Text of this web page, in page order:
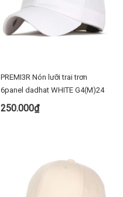
PREMI3R Nón lưỡi trai trơn
6panel dadhat WHITE G4(M)24
250.000₫